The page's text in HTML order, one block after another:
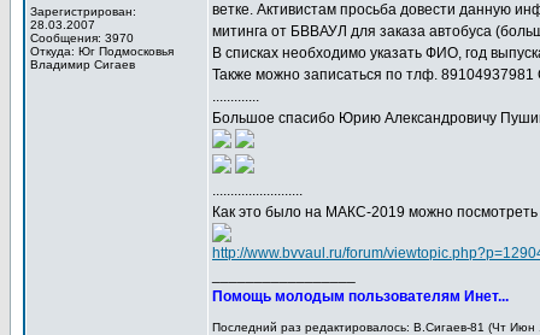
Зарегистрирован:
28.03.2007
Сообщения: 3970
Откуда: Юг Подмосковья
Владимир Сигаев
ветке. Активистам просьба довести данную
митинга от БВВАУЛ для заказа автобуса
В списках необходимо указать ФИО, год
Также можно записаться по тлф.
.............
Большое спасибо Юрию Александровичу
.........................
Как это было на МАКС-2019 можно посмотреть
http://www.bvvaul.ru/forum/
Помощь молодым пользователям Инет...
Последний раз редактировалось: В.Сигаев-81 (Чт Июн